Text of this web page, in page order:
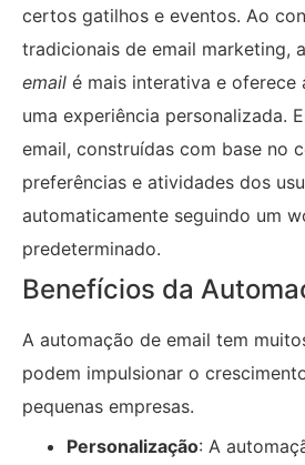
certos gatilhos e eventos. Ao
tradicionais de email marketing, a
email é mais interativa e oferece
uma experiência personalizada.
email, construídas com base no
preferências e atividades dos
automaticamente seguindo um
predeterminado.
Benefícios da
A automação de email tem
podem impulsionar o
pequenas empresas.
Personalização: A